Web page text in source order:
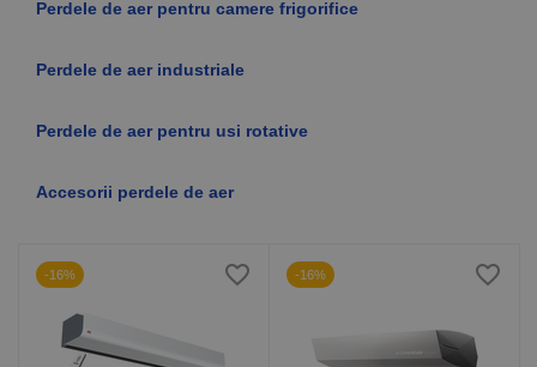
Perdele de aer pentru camere frigorifice
Perdele de aer industriale
Perdele de aer pentru usi rotative
Accesorii perdele de aer
-16% -16%